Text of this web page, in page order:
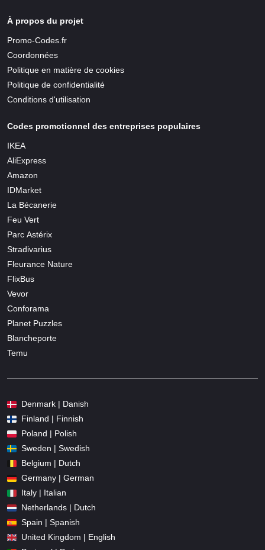
À propos du projet
Promo-Codes.fr
Coordonnées
Politique en matière de cookies
Politique de confidentialité
Conditions d'utilisation
Codes promotionnel des entreprises populaires
IKEA
AliExpress
Amazon
IDMarket
La Bécanerie
Feu Vert
Parc Astérix
Stradivarius
Fleurance Nature
FlixBus
Vevor
Conforama
Planet Puzzles
Blancheporte
Temu
Denmark | Danish
Finland | Finnish
Poland | Polish
Sweden | Swedish
Belgium | Dutch
Germany | German
Italy | Italian
Netherlands | Dutch
Spain | Spanish
United Kingdom | English